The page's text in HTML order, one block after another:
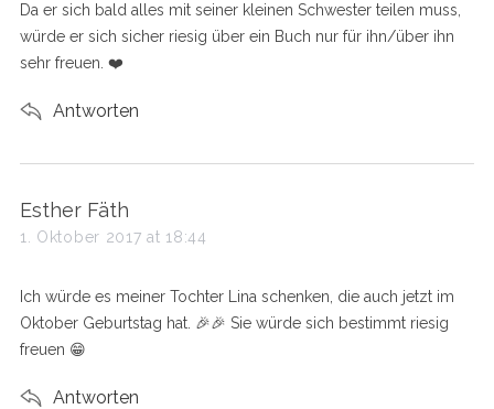
Da er sich bald alles mit seiner kleinen Schwester teilen muss,
würde er sich sicher riesig über ein Buch nur für ihn/über ihn
sehr freuen. ❤️️
Antworten
s
a
s
:
Esther Fäth
1. Oktober 2017 at 18:44
Ich würde es meiner Tochter Lina schenken, die auch jetzt im
Oktober Geburtstag hat. 🎉🎉 Sie würde sich bestimmt riesig
freuen 😁
Antworten